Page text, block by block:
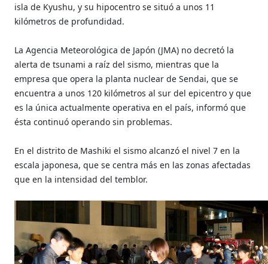
isla de Kyushu, y su hipocentro se situó a unos 11
kilómetros de profundidad.
La Agencia Meteorológica de Japón (JMA) no decretó la
alerta de tsunami a raíz del sismo, mientras que la
empresa que opera la planta nuclear de Sendai, que se
encuentra a unos 120 kilómetros al sur del epicentro y que
es la única actualmente operativa en el país, informó que
ésta continuó operando sin problemas.
En el distrito de Mashiki el sismo alcanzó el nivel 7 en la
escala japonesa, que se centra más en las zonas afectadas
que en la intensidad del temblor.